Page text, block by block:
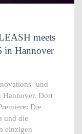
meets
in Hannover
und
Hannover. Dort
Die
und die
einzigen